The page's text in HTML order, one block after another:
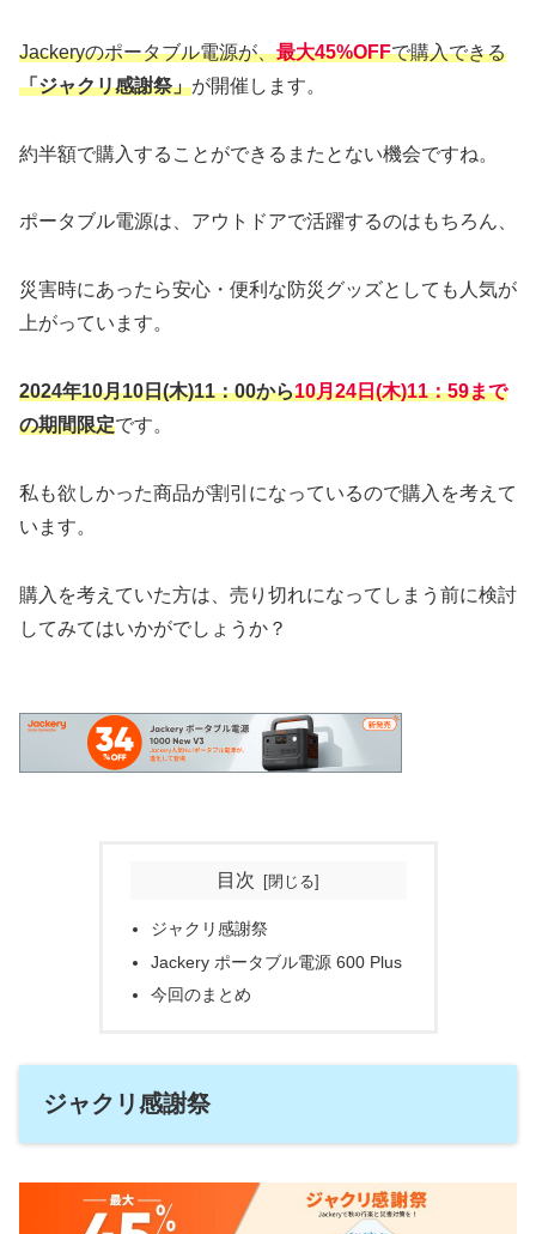
Jackeryのポータブル電源が、最大45%OFFで購入できる
「ジャクリ感謝祭」が開催します。
約半額で購入することができるまたとない機会ですね。
ポータブル電源は、アウトドアで活躍するのはもちろん、
災害時にあったら安心・便利な防災グッズとしても人気が
上がっています。
2024年10月10日(木)11：00から10月24日(木)11：59まで
の期間限定です。
私も欲しかった商品が割引になっているので購入を考えて
います。
購入を考えていた方は、売り切れになってしまう前に検討
してみてはいかがでしょうか？
目次
ジャクリ感謝祭
Jackery ポータブル電源 600 Plus
今回のまとめ
ジャクリ感謝祭